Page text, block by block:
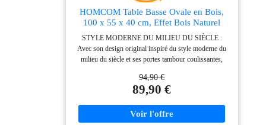
HOMCOM Table Basse Ovale en Bois,
100 x 55 x 40 cm, Effet Bois Naturel
STYLE MODERNE DU MILIEU DU SIÈCLE :
Avec son design original inspiré du style moderne du
milieu du siècle et ses portes tambour coulissantes,
salon. Elle devient instantanément le point central et
élégant de votre pièce, tout en se mariant
RANGEMENT CACHÉ AVEC CLOISONNEMENT
: Profitez d'un salon bien rangé et protégé de la
94,90 €
89,90 €